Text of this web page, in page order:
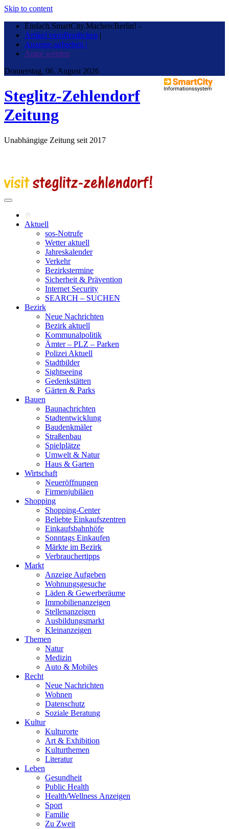
Skip to content
Einfach.SmartCity.Machen:Berlin! -
Artikel veröffentlichen |
Anzeige aufgeben |
Autor werden
Donnerstag, 06. August 2026
Steglitz-Zehlendorf
Zeitung
Unabhängige Zeitung seit 2017
Aktuell
sos-Notrufe
Wetter aktuell
Jahreskalender
Verkehr
Bezirkstermine
Sicherheit & Prävention
Internet Security
SEARCH – SUCHEN
Bezirk
Neue Nachrichten
Bezirk aktuell
Kommunalpolitik
Ämter – PLZ – Parken
Polizei Aktuell
Stadtbilder
Sightseeing
Gedenkstätten
Gärten & Parks
Bauen
Baunachrichten
Stadtentwicklung
Baudenkmäler
Straßenbau
Spielplätze
Umwelt & Natur
Haus & Garten
Wirtschaft
Neueröffnungen
Firmenjubiläen
Shopping
Shopping-Center
Beliebte Einkaufszentren
Einkaufsbahnhöfe
Sonntags Einkaufen
Märkte im Bezirk
Verbrauchertipps
Markt
Anzeige Aufgeben
Wohnungsgesuche
Läden & Gewerberäume
Immobilienanzeigen
Stellenanzeigen
Ausbildungsmarkt
Kleinanzeigen
Themen
Natur
Medizin
Auto & Mobiles
Recht
Neue Nachrichten
Wohnen
Datenschutz
Soziale Beratung
Kultur
Kulturorte
Art & Exhibition
Kulturthemen
Literatur
Leben
Gesundheit
Public Health
Health/Wellness Anzeigen
Sport
Familie
Zu Zweit